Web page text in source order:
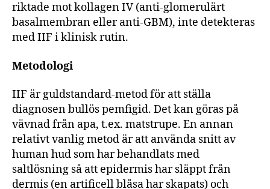
riktade mot kollagen IV (anti-glomerulärt
basalmembran eller anti-GBM), inte detekteras
med IIF i klinisk rutin.
Metodologi
IIF är guldstandard-metod för att ställa
diagnosen bullös pemfigid. Det kan göras på
vävnad från apa, t.ex. matstrupe. En annan
relativt vanlig metod är att använda snitt av
human hud som har behandlats med
saltlösning så att epidermis har släppt från
dermis (en artificell blåsa har skapats) och